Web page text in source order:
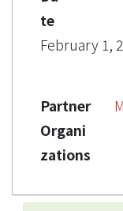
te
February 1,
Partner
Organi
zations